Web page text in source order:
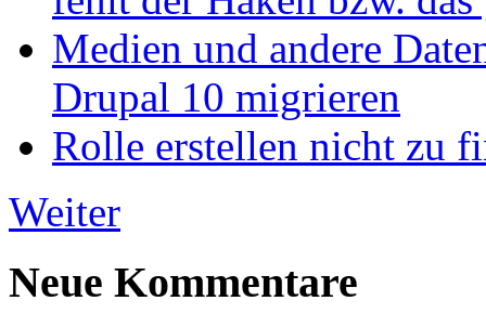
Medien und andere
Drupal 10 migrieren
Rolle erstellen nicht zu
Weiter
Neue Kommentare